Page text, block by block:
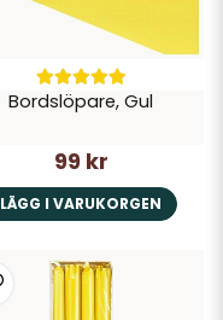
Bordslöpare, Gul
99 kr
LÄGG I VARUKORGEN